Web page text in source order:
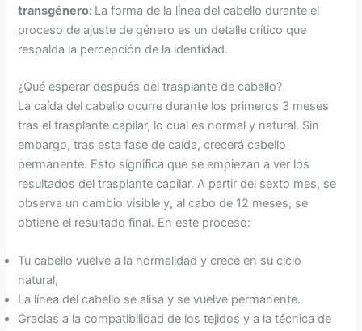
transgénero: La forma de la línea del cabello durante el
proceso de ajuste de género es un detalle crítico que
respalda la percepción de la identidad.
¿Qué esperar después del trasplante de cabello?
La caída del cabello ocurre durante los primeros 3 meses
tras el trasplante capilar, lo cual es normal y natural. Sin
embargo, tras esta fase de caída, crecerá cabello
permanente. Esto significa que se empiezan a ver los
resultados del trasplante capilar. A partir del sexto mes, se
observa un cambio visible y, al cabo de 12 meses, se
obtiene el resultado final. En este proceso:
Tu cabello vuelve a la normalidad y crece en su ciclo
natural,
La línea del cabello se alisa y se vuelve permanente.
Gracias a la compatibilidad de los tejidos y a la técnica de